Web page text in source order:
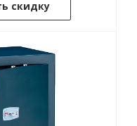
скидку